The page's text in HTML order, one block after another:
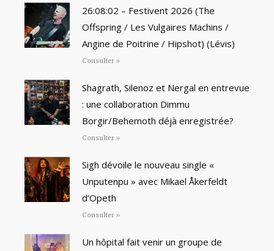
26:08:02 – Festivent 2026 (The
Offspring / Les Vulgaires Machins /
Angine de Poitrine / Hipshot) (Lévis)
Consulter »
Shagrath, Silenoz et Nergal en entrevue
: une collaboration Dimmu
Borgir/Behemoth déjà enregistrée?
Consulter »
Sigh dévoile le nouveau single «
Unputenpu » avec Mikael Åkerfeldt
d’Opeth
Consulter »
Un hôpital fait venir un groupe de